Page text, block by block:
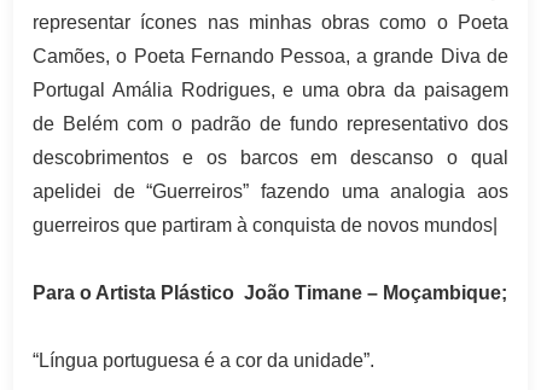
representar ícones nas minhas obras como o Poeta
Camões, o Poeta Fernando Pessoa, a grande Diva de
Portugal Amália Rodrigues, e uma obra da paisagem
de Belém com o padrão de fundo representativo dos
descobrimentos e os barcos em descanso o qual
apelidei de “Guerreiros” fazendo uma analogia aos
guerreiros que partiram à conquista de novos mundos|
Para o Artista Plástico João Timane – Moçambique;
“Língua portuguesa é a cor da unidade”.